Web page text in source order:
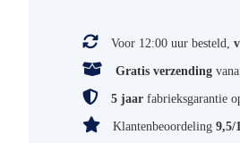
Voor 12:00 uur besteld,
Gratis verzending
5 jaar fabrieksgarantie
Klantenbeoordeling 9,5/